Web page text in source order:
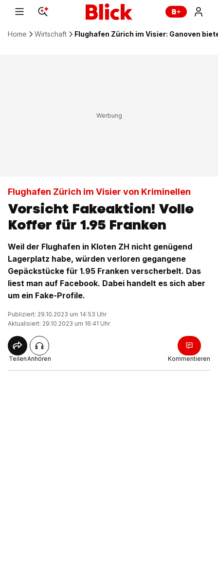
Home Wirtschaft Flughafen Zürich im Visier: Ganoven
Flughafen Zürich im Visier von Kriminellen
Vorsicht Fakeaktion! Volle
Koffer für 1.95 Franken
Weil der Flughafen in Kloten ZH nicht genügend
Lagerplatz habe, würden verloren gegangene
Gepäckstücke für 1.95 Franken verscherbelt. Das
liest man auf Facebook. Dabei handelt es sich aber
um ein Fake-Profile.
Publiziert: 29.10.2023 um 14:53 Uhr
Aktualisiert: 29.10.2023 um 16:41 Uhr
TeilenAnhören Kommentieren